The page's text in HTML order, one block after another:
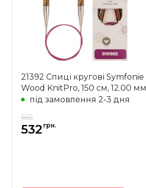
21392 Спиці кругові Symfonie
Wood KnitPro, 150 см, 12.00 мм
під замовлення 2-3 дня
665
532 грн.